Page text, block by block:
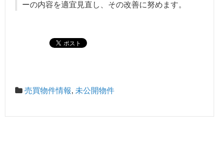
ーの内容を適宜見直し、その改善に努めます。
売買物件情報, 未公開物件